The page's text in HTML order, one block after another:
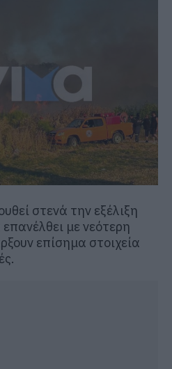
στενά την εξέλιξη
με νεότερη
επίσημα στοιχεία